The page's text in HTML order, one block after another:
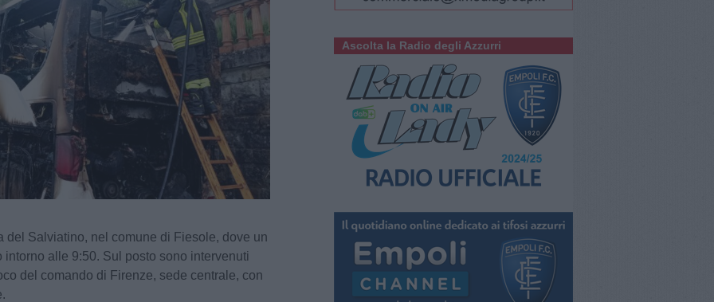
del Salviatino, nel comune di Fiesole, dove un
intorno alle 9:50. Sul posto sono intervenuti
del comando di Firenze, sede centrale, con
Ascolta la Radio degli Azzurri